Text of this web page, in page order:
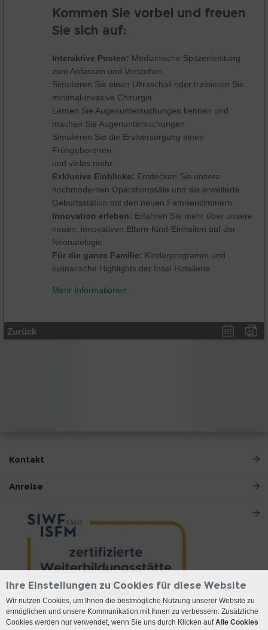
Kommen Sie vorbei und freuen
Sie sich auf:
Interaktive Posten: Medizinische Spitzenleistung
zum Anfassen und Verstehen.
Simulieren Sie einen Ultraschall oder trainieren Sie
minimal-invasive Chirurgie
Lernen Sie Augenuntersuchungen kennen und
machen Sie Augenuntersuchungen
Simulieren Sie die Erstversorgung eines
Frühgeborenen
und vieles mehr
Exklusive Einblicke: Entdecken Sie unsere
hochmodernen Operationssäle und die erweiterte
Geburtsstation mit den neuen Familienzimmern.
Innovation erleben: Erfahren Sie mehr über unsere
neuen, innovativen Eltern-Kind-Einheiten auf der
Neonatologie.
Für die ganze Familie: Kinderprogramm und
kulinarische Highlights der Insel Hotellerie.
Mehr Informationen
Zurück
Kontakt
Anreise
Ihre Einstellungen zu Cookies für diese Website
Wir nutzen Cookies, um Ihnen die bestmögliche Nutzung unserer Website zu
ermöglichen und unsere Kommunikation mit Ihnen zu verbessern. Zusätzliche
Cookies werden nur verwendet, wenn Sie uns durch Klicken aufAlle Cookies